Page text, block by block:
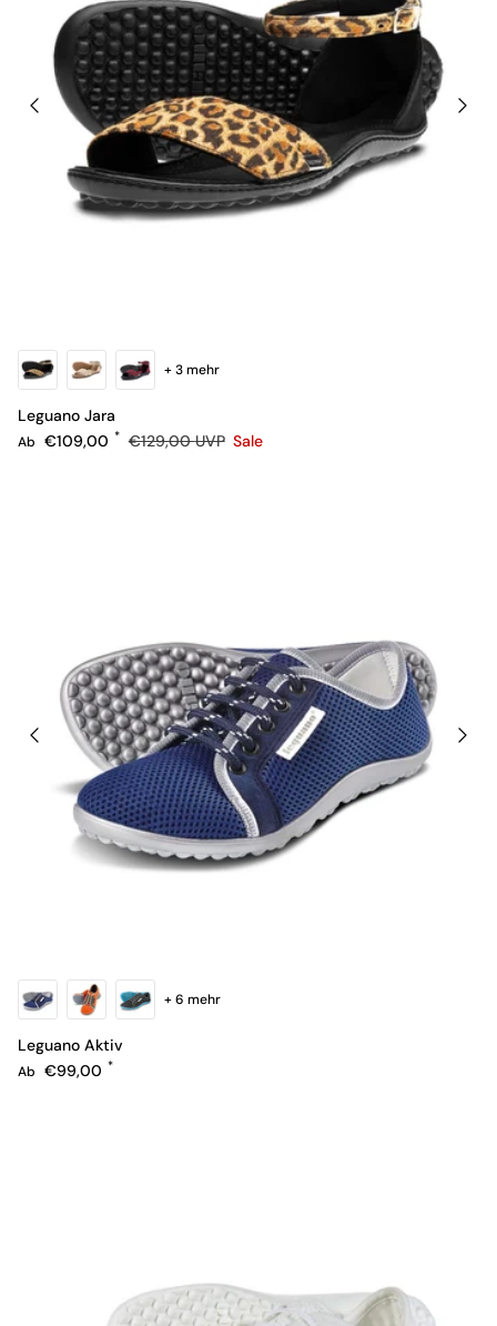
Leguano Jara
Verkaufspreis
Ab €109,00 Normaler Preis
€129,00UVP Sale
+ 3 mehr
Leguano Aktiv
Normaler Preis
Ab €99,00
+ 6 mehr